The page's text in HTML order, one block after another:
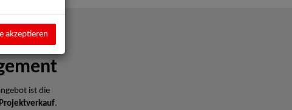
ist die
.
akzeptieren